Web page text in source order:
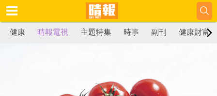
健康 晴報電視 主題特集 時事 副刊 健康財富